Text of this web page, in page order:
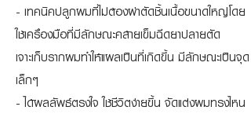
- เทคนิคปลูกผมที่ไม่ต้องผ่าตัดชิ้นเนื้อขนาดใหญ่โดย
ใช้เครื่องมือที่มีลักษณะคล้ายเข็มฉีดยาปลายตัด
เจาะเก็บรากผมทำให้แผลเป็นที่เกิดขึ้น มีลักษณะเป็นจุด
เล็กๆ
- ได้ผลลัพธ์ตรงใจ ใช้ชีวิตง่ายขึ้น จัดแต่งผมทรงไหน